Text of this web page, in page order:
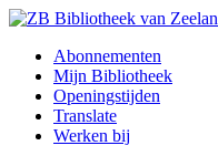
Abonnementen
Mijn Bibliotheek
Openingstijden
Translate
Werken bij